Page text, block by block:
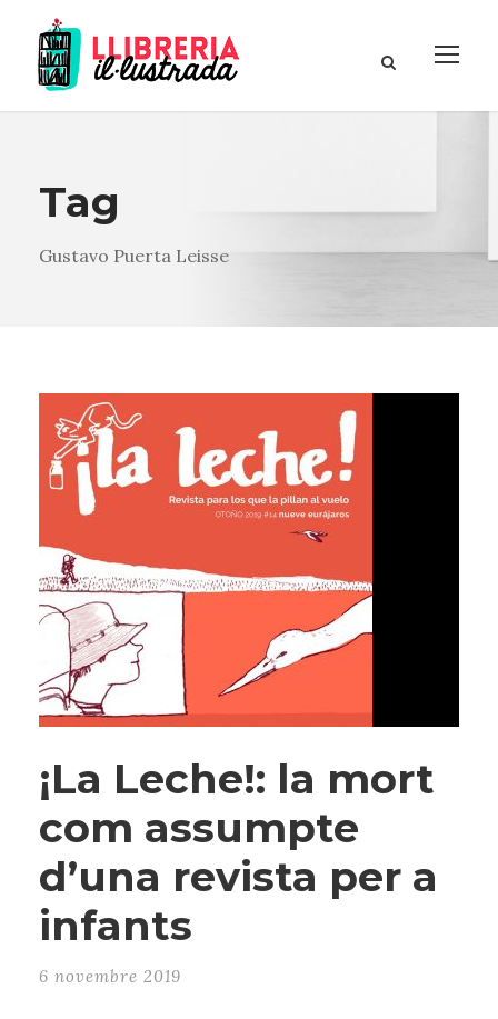
Tag
Gustavo Puerta Leisse
¡La Leche!: la mort
com assumpte
d’una revista per a
infants
6 novembre 2019